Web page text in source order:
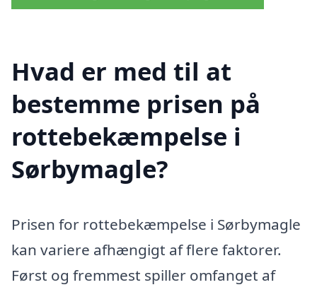
Hvad er med til at
bestemme prisen på
rottebekæmpelse i
Sørbymagle?
Prisen for rottebekæmpelse i Sørbymagle
kan variere afhængigt af flere faktorer.
Først og fremmest spiller omfanget af